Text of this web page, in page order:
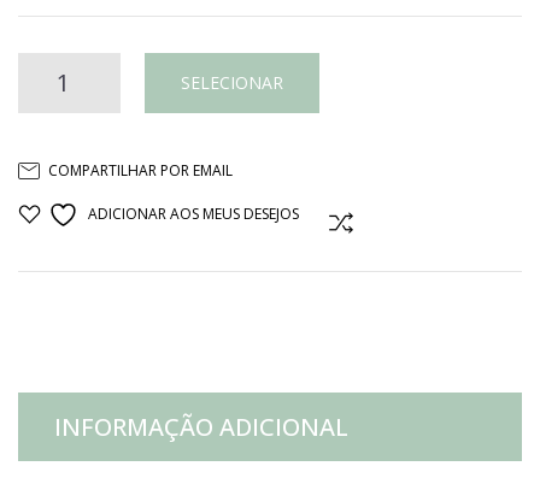
Almofada
caqui
SELECIONAR
COMPARTILHAR POR EMAIL
ADICIONAR AOS MEUS DESEJOS
INFORMAÇÃO ADICIONAL